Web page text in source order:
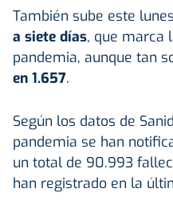
También sube este
a siete días, que marca
pandemia, aunque tan
en 1.657.
Según los datos de
pandemia se han
un total de 90.993
han registrado en la